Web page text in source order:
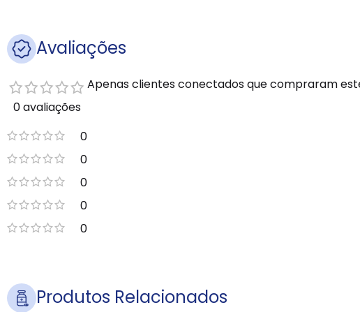
Avaliações
0 avaliações
0
0
0
0
0
Apenas clientes conectados que compraram
Produtos Relacionados